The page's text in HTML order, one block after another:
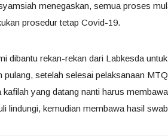
menegaskan, semua proses
prosedur tetap Covid-19.
dibantu rekan-rekan dari Labkesda
pulang, setelah selesai pelaksanaan
kafilah yang datang nanti harus
lindungi, kemudian membawa hasil